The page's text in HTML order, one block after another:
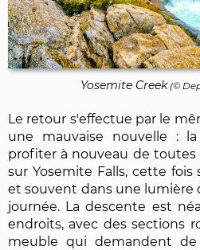
Yosemite Creek(©
Le retour s'effectue par le
une mauvaise nouvelle :
profiter à nouveau de toutes
sur Yosemite Falls, cette
et souvent dans une lumière
journée. La descente est
endroits, avec des sections
meuble qui demandent